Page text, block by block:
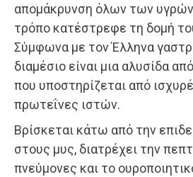
απομάκρυνση όλων των
τρόπο κατέστρεφε τη δομή
Σύμφωνα με τον Έλληνα
διαμέσιο είναι μια αλυσίδα
που υποστηρίζεται από
πρωτεΐνες ιστών.
Βρίσκεται κάτω από την
στους μυς, διατρέχει την
πνεύμονες και το